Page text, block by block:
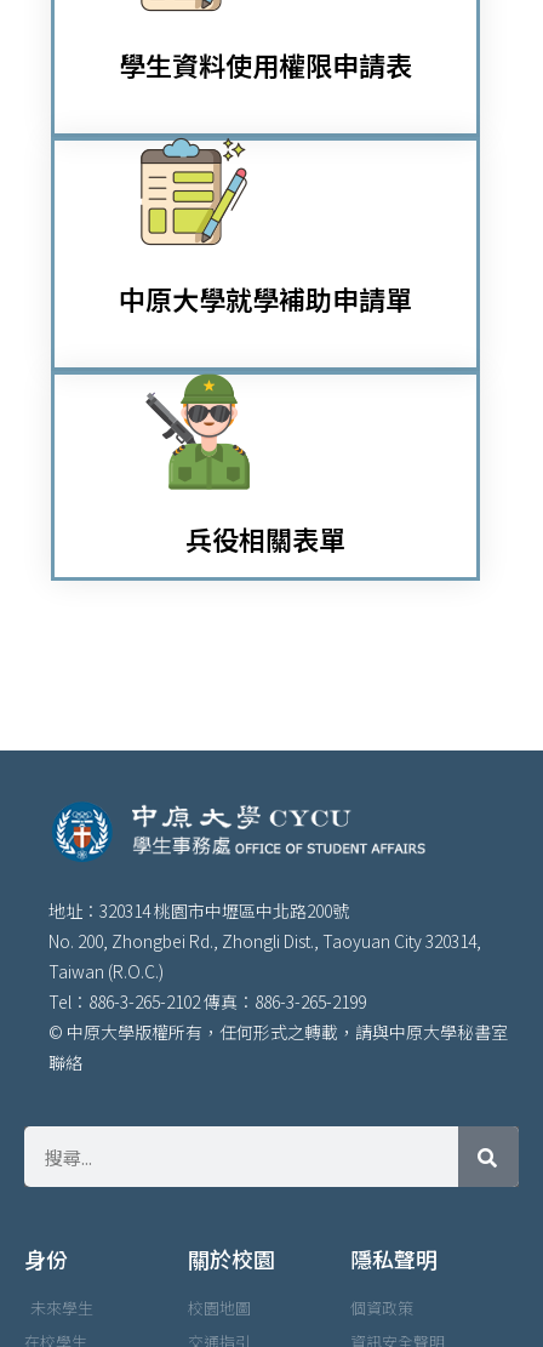
學生資料使用權限申請表
中原大學就學補助申請單
兵役相關表單
地址：320314 桃園市中壢區中北路200號
No. 200, Zhongbei Rd., Zhongli Dist., Taoyuan City 320314,
Taiwan (R.O.C.)
Tel：886-3-265-2102 傳真：886-3-265-2199
© 中原大學版權所有，任何形式之轉載，請與中原大學秘書室
聯絡
身份
未來學生
在校學生
關於校園
校園地圖
交通指引
隱私聲明
個資政策
資訊安全聲明